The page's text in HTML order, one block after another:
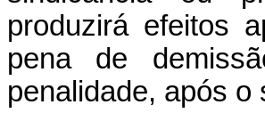
produzirá efeitos
pena de
penalidade, após o